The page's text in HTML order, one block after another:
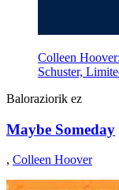
Colleen
Schuster,
Baloraziorik ez
Maybe Someday
, Colleen Hoover